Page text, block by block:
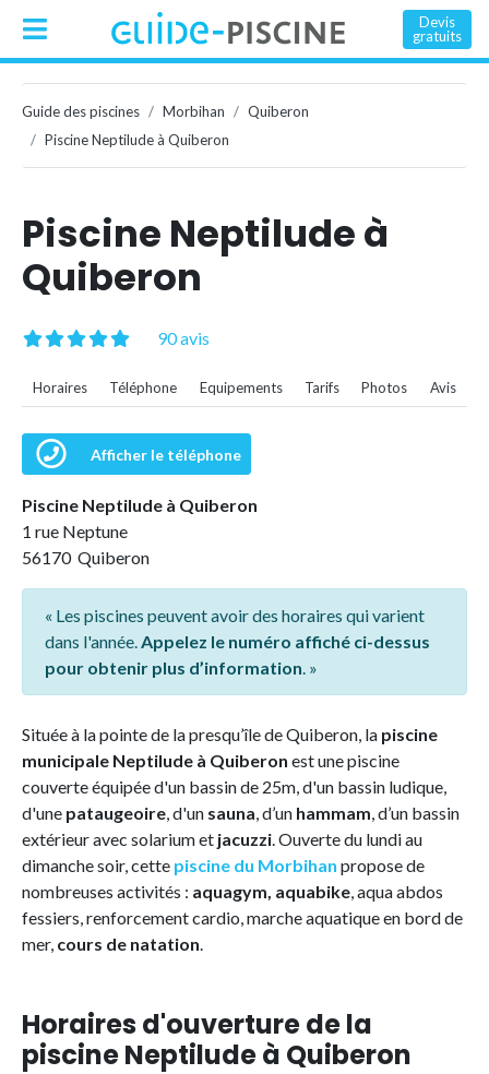
Devis
gratuits
Guide des piscines Morbihan
Quiberon
Piscine Neptilude à Quiberon
Piscine Neptilude à
Quiberon
90 avis
Horaires Téléphone Equipements Tarifs Photos Avis
Afficher le téléphone
Piscine Neptilude à Quiberon
1 rue Neptune
56170 Quiberon
« Les piscines peuvent avoir des horaires qui varient
dans l'année.Appelez le numéro affiché ci-dessus
pour obtenir plus d’information. »
Située à la pointe de la presqu’île de Quiberon, la piscine
municipale Neptilude à Quiberon est une piscine
couverte équipée d'un bassin de 25m, d'un bassin ludique,
d'une pataugeoire, d'un sauna, d’un hammam, d’un bassin
extérieur avec solarium et jacuzzi. Ouverte du lundi au
dimanche soir, cette piscine du Morbihan propose de
nombreuses activités : aquagym, aquabike, aqua abdos
fessiers, renforcement cardio, marche aquatique en bord de
mer, cours de natation.
Horaires d'ouverture de la
piscine Neptilude à Quiberon